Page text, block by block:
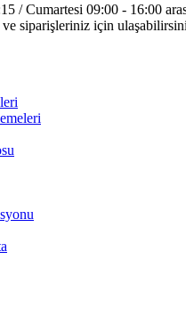
/ Cumartesi 09:00 - 16:00
siparişleriniz için